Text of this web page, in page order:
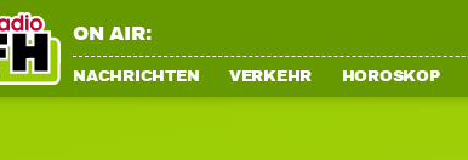
ON AIR:
NACHRICHTEN VERKEHR HOROSKOP